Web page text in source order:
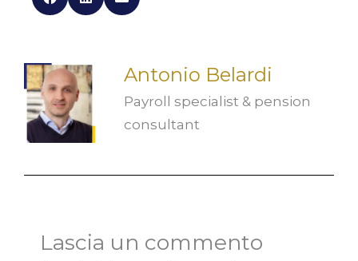
Antonio Belardi
Payroll specialist & pension
consultant
Lascia un commento